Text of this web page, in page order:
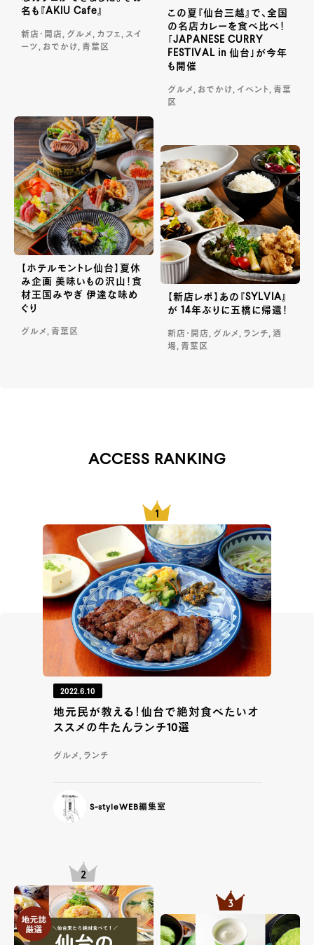
名も『AKIU Cafe』
新店・開店, グルメ, カフェ, スイ
ーツ, おでかけ, 青葉区
この夏『仙台三越』で、全国
の名店カレーを食べ比べ！
「JAPANESE CURRY
FESTIVAL in 仙台」が今年
も開催
グルメ, おでかけ, イベント, 青葉
区
【ホテルモントレ仙台】夏休
み企画 美味いもの沢山！食
材王国みやぎ 伊達な味め
ぐり
グルメ, 青葉区
【新店レポ】あの『SYLVIA』
が 14年ぶりに五橋に帰還！
新店・開店, グルメ, ランチ, 酒
場, 青葉区
ACCESS RANKING
2022.6.10
地元民が教える！仙台で絶対食べたいオ
ススメの牛たんランチ10選
グルメ, ランチ
S-styleWEB編集室